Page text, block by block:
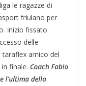
le ragazze di
friulano per
Inizio fissato
delle
taraflex amico del
finale. Coach Fabio
l’ultima della